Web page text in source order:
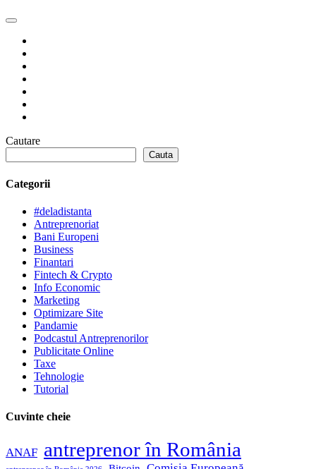
Cautare
Cauta
Categorii
#deladistanta
Antreprenoriat
Bani Europeni
Business
Finantari
Fintech & Crypto
Info Economic
Marketing
Optimizare Site
Pandamie
Podcastul Antreprenorilor
Publicitate Online
Taxe
Tehnologie
Tutorial
Cuvinte cheie
ANAF antreprenor în România